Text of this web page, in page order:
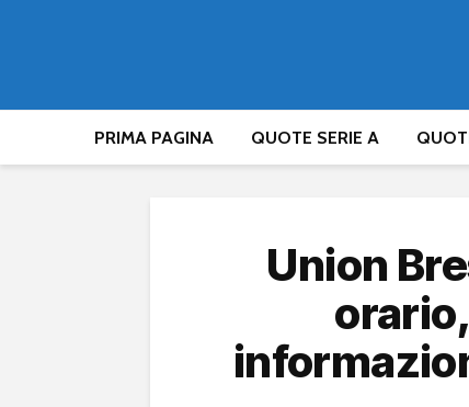
PRIMA PAGINA QUOTE SERIE A
Union